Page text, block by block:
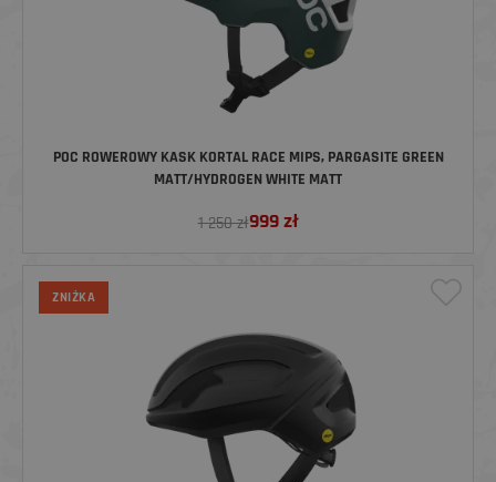
POC ROWEROWY KASK KORTAL RACE MIPS, PARGASITE GREEN
MATT/HYDROGEN WHITE MATT
1 250 zł999zł
ZNIŻKA